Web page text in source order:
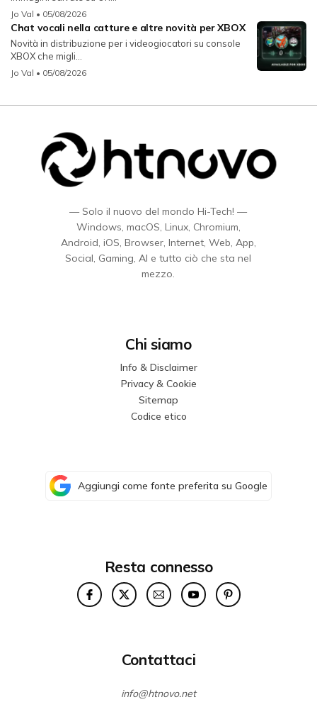
Jo Val • 05/08/2026
Chat vocali nella catture e altre novità per XBOX
Novità in distribuzione per i videogiocatori su console
XBOX che migli...
Jo Val • 05/08/2026
— Solo il nuovo del mondo Hi-Tech! —
Windows, macOS, Linux, Chromium,
Android, iOS, Browser, Internet, Web, App,
Social, Gaming, AI e tutto ciò che sta nel
mezzo.
Chi siamo
Info & Disclaimer
Privacy & Cookie
Sitemap
Codice etico
Aggiungi come fonte preferita su Google
Resta connesso
Contattaci
info@htnovo.net